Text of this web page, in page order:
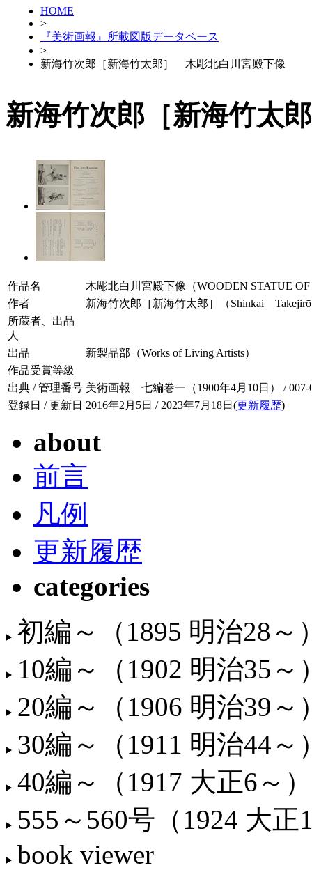
HOME
>
『美術画報』所載図版データベース
>
新海竹次郎［新海竹太郎］ 木彫北白川宮殿下像
新海竹次郎［新海竹太
作品名
木彫北白川宮殿下像（WOODEN STATUE
作者
新海竹次郎［新海竹太郎］（Shinkai
所蔵者、出品
人
出品
新製品部（Works of Living Artists）
作品受賞等級
出典 / 管理番号 美術画報 七編巻一（1900年4月10日） / 007-
登録日 / 更新日 2016年2月5日 / 2023年7月18日(更新履歴)
about
前言
凡例
更新履歴
categories
初編～（1895 明治28～
10編～（1902 明治35～
20編～（1906 明治39～
30編～（1911 明治44～
40編～（1917 大正6～）
555～560号（1924 大正
book viewer